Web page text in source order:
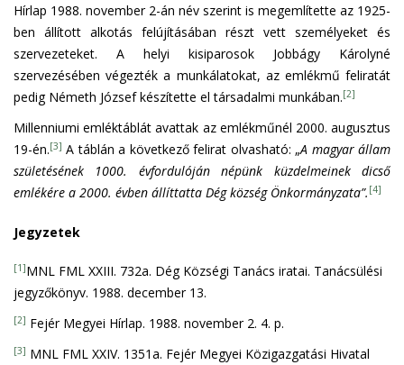
Hírlap 1988. november 2-án név szerint is megemlítette az 1925-
ben állított alkotás felújításában részt vett személyeket és
szervezeteket. A helyi kisiparosok Jobbágy Károlyné
szervezésében végezték a munkálatokat, az emlékmű feliratát
pedig Németh József készítette el társadalmi munkában.[2]
Millenniumi emléktáblát avattak az emlékműnél 2000. augusztus
19-én.[3] A táblán a következő felirat olvasható: „A magyar állam
születésének 1000. évfordulóján népünk küzdelmeinek dicső
emlékére a 2000. évben állíttatta Dég község Önkormányzata”. [4]
Jegyzetek
[1]MNL FML XXIII. 732a. Dég Községi Tanács iratai. Tanácsülési
jegyzőkönyv. 1988. december 13.
[2] Fejér Megyei Hírlap. 1988. november 2. 4. p.
[3] MNL FML XXIV. 1351a. Fejér Megyei Közigazgatási Hivatal